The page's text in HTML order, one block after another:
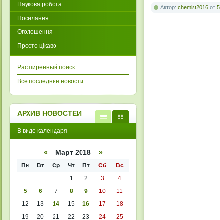
Автор: chemist2016 от
Наукова робота
Посилання
Оголошення
Просто цікаво
Расширенный поиск
Все последние новости
АРХИВ НОВОСТЕЙ
кален
списк
В виде календаря
« Март 2018 »
Пн Вт Ср Чт Пт Сб
Вс
1
2 3
4
5
6 7 8 9 10
11
12
13 14 15 16 17
18
19
20 21 22 23 24 25